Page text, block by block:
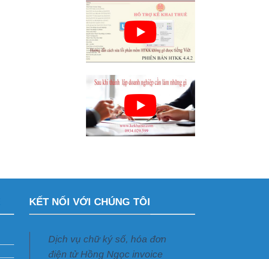
KẾT NỐI VỚI CHÚNG TÔI
Dịch vụ chữ ký số, hóa đơn
điện tử Hồng Ngọc invoice